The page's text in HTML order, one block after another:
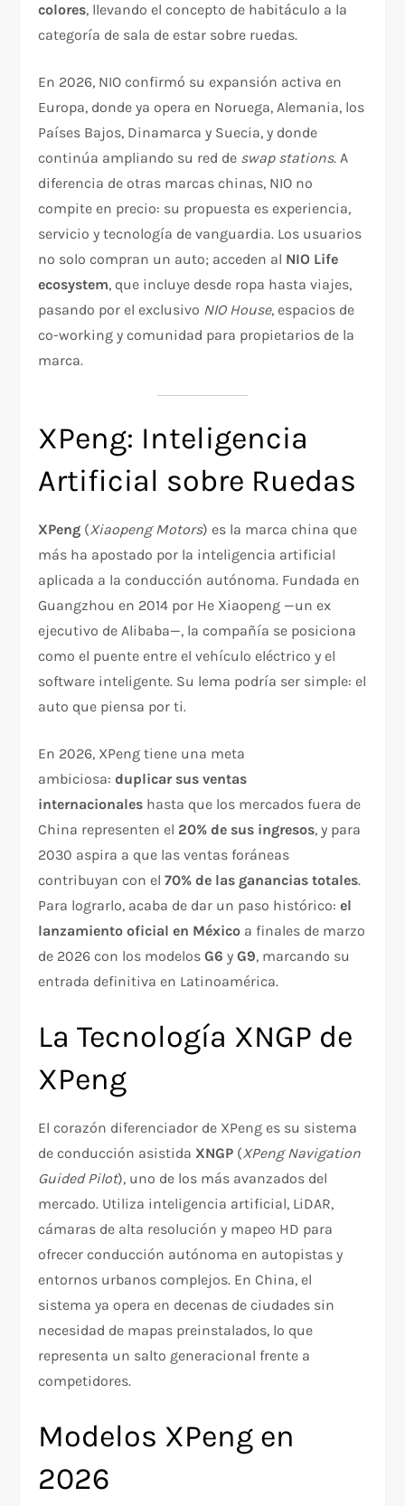
colores, llevando el concepto de habitáculo a la
categoría de sala de estar sobre ruedas.
En 2026, NIO confirmó su expansión activa en
Europa, donde ya opera en Noruega, Alemania, los
Países Bajos, Dinamarca y Suecia, y donde
continúa ampliando su red de swap stations. A
diferencia de otras marcas chinas, NIO no
compite en precio: su propuesta es experiencia,
servicio y tecnología de vanguardia. Los usuarios
no solo compran un auto; acceden al NIO Life
ecosystem, que incluye desde ropa hasta viajes,
pasando por el exclusivo NIO House, espacios de
co-working y comunidad para propietarios de la
marca.
XPeng: Inteligencia
Artificial sobre Ruedas
XPeng (Xiaopeng Motors) es la marca china que
más ha apostado por la inteligencia artificial
aplicada a la conducción autónoma. Fundada en
Guangzhou en 2014 por He Xiaopeng —un ex
ejecutivo de Alibaba—, la compañía se posiciona
como el puente entre el vehículo eléctrico y el
software inteligente. Su lema podría ser simple: el
auto que piensa por ti.
En 2026, XPeng tiene una meta
ambiciosa:duplicar sus ventas
internacionales hasta que los mercados fuera de
China representen el 20% de sus ingresos, y para
2030 aspira a que las ventas foráneas
contribuyan con el70% de las ganancias totales.
Para lograrlo, acaba de dar un paso histórico:el
lanzamiento oficial en México a finales de marzo
de 2026 con los modelosG6 yG9, marcando su
entrada definitiva en Latinoamérica.
La Tecnología XNGP de
XPeng
El corazón diferenciador de XPeng es su sistema
de conducción asistidaXNGP (XPeng Navigation
Guided Pilot), uno de los más avanzados del
mercado. Utiliza inteligencia artificial, LiDAR,
cámaras de alta resolución y mapeo HD para
ofrecer conducción autónoma en autopistas y
entornos urbanos complejos. En China, el
sistema ya opera en decenas de ciudades sin
necesidad de mapas preinstalados, lo que
representa un salto generacional frente a
competidores.
Modelos XPeng en
2026